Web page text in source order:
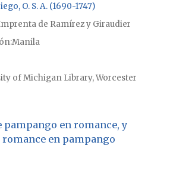
O. S. A. (1690-1747)
de Ramírez y Giraudier
Manila
of Michigan Library, Worcester
pampango en romance, y
en pampango